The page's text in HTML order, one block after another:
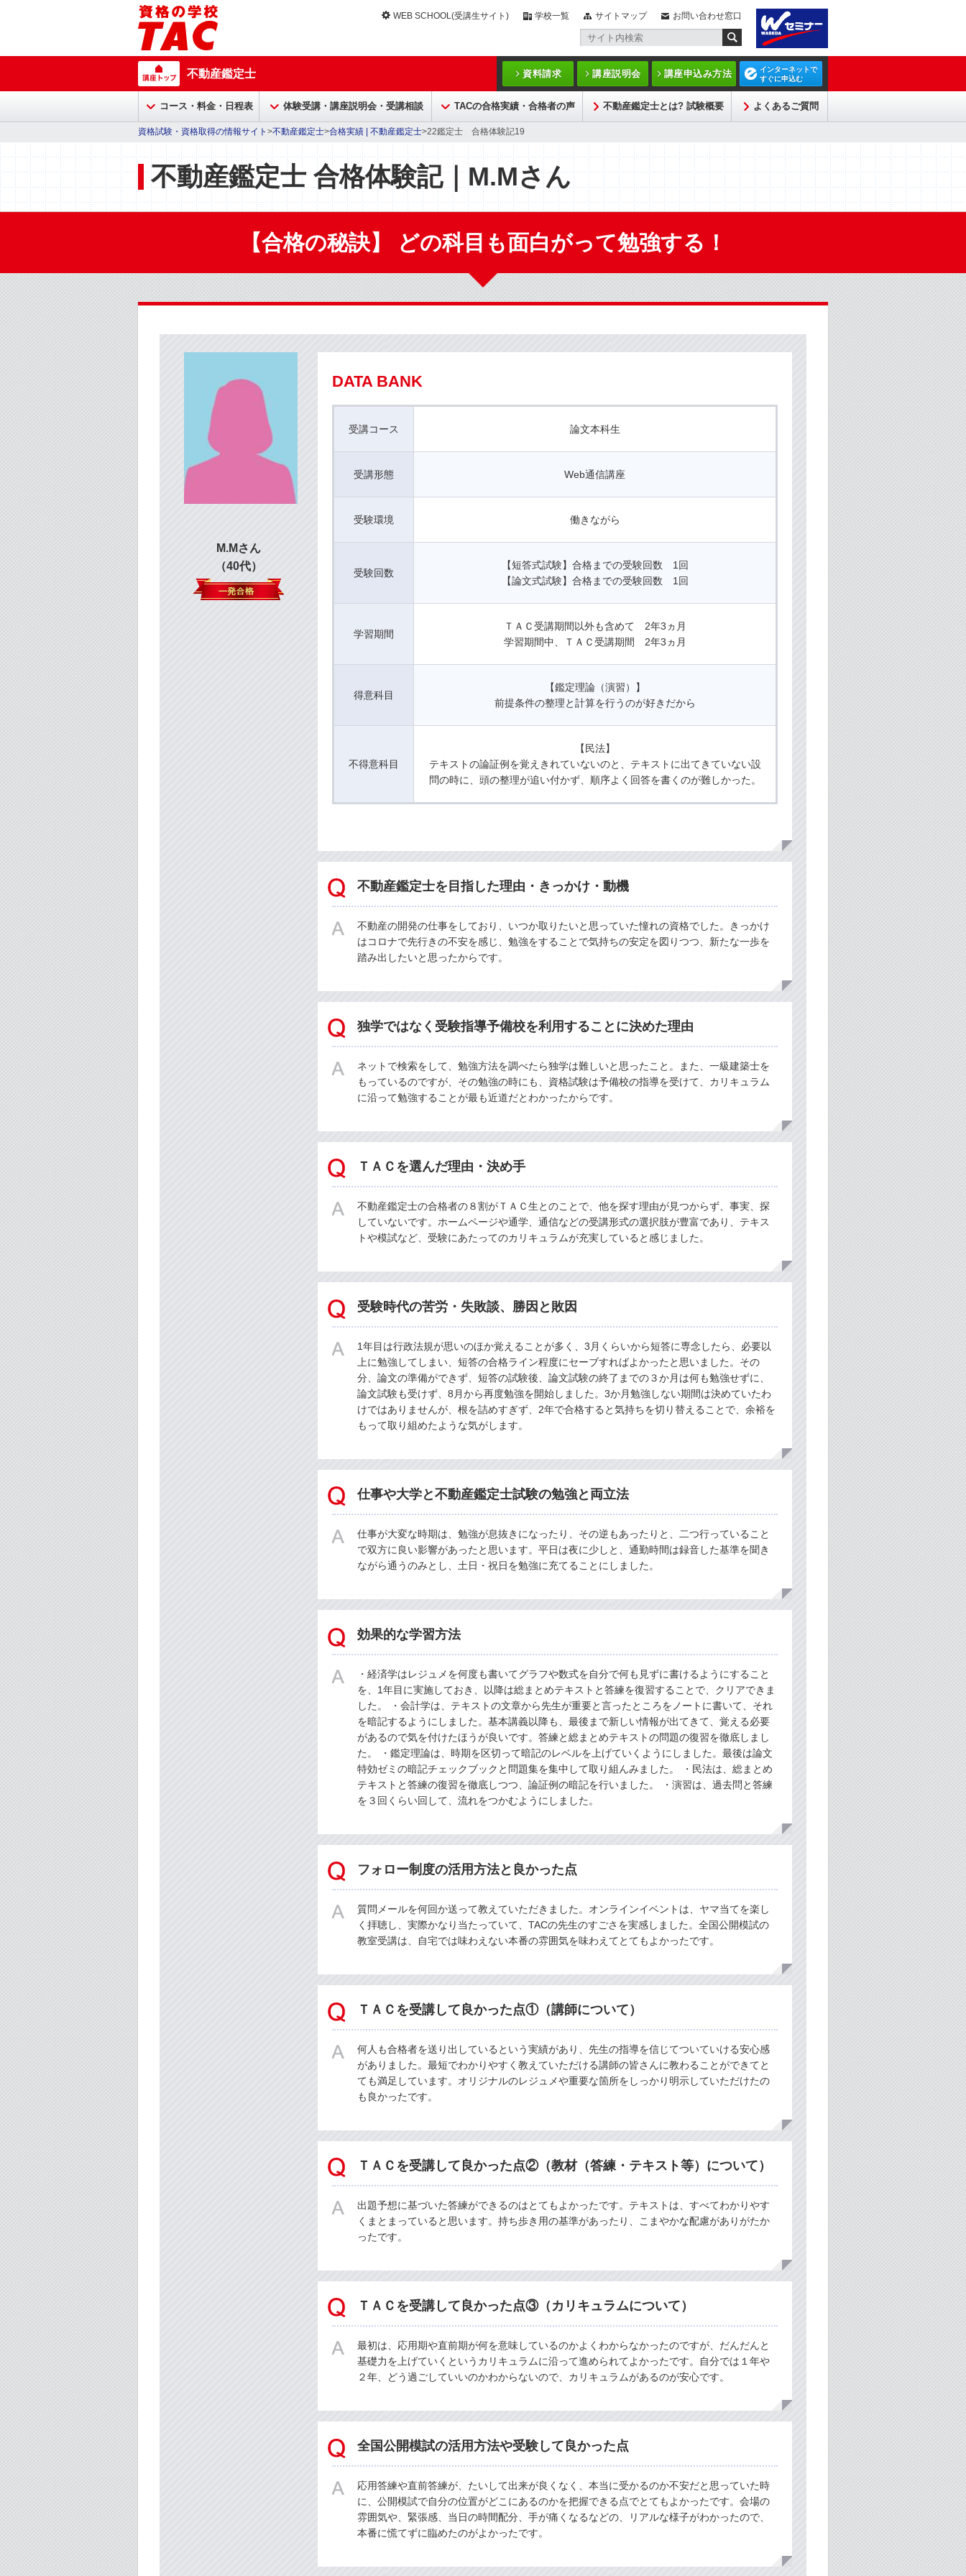
WEB SCHOOL(受講生サイト) 学校一覧 サイトマップ お問い合わせ窓口
不動産鑑定士 資料請求 講座説明会 講座申込み方法
インターネットで
すぐに申込む
コース・料金・日程表 体験受講・講座説明会・受講相談 TACの合格実績・合格者の声 不動産鑑定士とは? 試験概要 よくあるご質問
資格試験・資格取得の情報サイト >不動産鑑定士>合格実績 | 不動産鑑定士>22鑑定士 合格体験記19
不動産鑑定士 合格体験記｜M.Mさん
【合格の秘訣】 どの科目も面白がって勉強する！
M.Mさん
（40代）
DATA BANK
受講コース 論文本科生
受講形態 Web通信講座
受験環境 働きながら
受験回数
【短答式試験】合格までの受験回数 1回
【論文式試験】合格までの受験回数 1回
学習期間
ＴＡＣ受講期間以外も含めて 2年3ヵ月
学習期間中、ＴＡＣ受講期間 2年3ヵ月
得意科目
【鑑定理論（演習）】
前提条件の整理と計算を行うのが好きだから
不得意科目
【民法】
テキストの論証例を覚えきれていないのと、テキストに出てきていない設
問の時に、頭の整理が追い付かず、順序よく回答を書くのが難しかった。
不動産鑑定士を目指した理由・きっかけ・動機
不動産の開発の仕事をしており、いつか取りたいと思っていた憧れの資格でした。きっかけ
はコロナで先行きの不安を感じ、勉強をすることで気持ちの安定を図りつつ、新たな一歩を
踏み出したいと思ったからです。
独学ではなく受験指導予備校を利用することに決めた理由
ネットで検索をして、勉強方法を調べたら独学は難しいと思ったこと。また、一級建築士を
もっているのですが、その勉強の時にも、資格試験は予備校の指導を受けて、カリキュラム
に沿って勉強することが最も近道だとわかったからです。
ＴＡＣを選んだ理由・決め手
不動産鑑定士の合格者の８割がＴＡＣ生とのことで、他を探す理由が見つからず、事実、探
していないです。ホームページや通学、通信などの受講形式の選択肢が豊富であり、テキス
トや模試など、受験にあたってのカリキュラムが充実していると感じました。
受験時代の苦労・失敗談、勝因と敗因
1年目は行政法規が思いのほか覚えることが多く、3月くらいから短答に専念したら、必要以
上に勉強してしまい、短答の合格ライン程度にセーブすればよかったと思いました。その
分、論文の準備ができず、短答の試験後、論文試験の終了までの３か月は何も勉強せずに、
論文試験も受けず、8月から再度勉強を開始しました。3か月勉強しない期間は決めていたわ
けではありませんが、根を詰めすぎず、2年で合格すると気持ちを切り替えることで、余裕を
もって取り組めたような気がします。
仕事や大学と不動産鑑定士試験の勉強と両立法
仕事が大変な時期は、勉強が息抜きになったり、その逆もあったりと、二つ行っていること
で双方に良い影響があったと思います。平日は夜に少しと、通勤時間は録音した基準を聞き
ながら通うのみとし、土日・祝日を勉強に充てることにしました。
効果的な学習方法
・経済学はレジュメを何度も書いてグラフや数式を自分で何も見ずに書けるようにすること
を、1年目に実施しておき、以降は総まとめテキストと答練を復習することで、クリアできま
した。 ・会計学は、テキストの文章から先生が重要と言ったところをノートに書いて、それ
を暗記するようにしました。基本講義以降も、最後まで新しい情報が出てきて、覚える必要
があるので気を付けたほうが良いです。答練と総まとめテキストの問題の復習を徹底しまし
た。 ・鑑定理論は、時期を区切って暗記のレベルを上げていくようにしました。最後は論文
特効ゼミの暗記チェックブックと問題集を集中して取り組んみました。 ・民法は、総まとめ
テキストと答練の復習を徹底しつつ、論証例の暗記を行いました。 ・演習は、過去問と答練
を３回くらい回して、流れをつかむようにしました。
フォロー制度の活用方法と良かった点
質問メールを何回か送って教えていただきました。オンラインイベントは、ヤマ当てを楽し
く拝聴し、実際かなり当たっていて、TACの先生のすごさを実感しました。全国公開模試の
教室受講は、自宅では味わえない本番の雰囲気を味わえてとてもよかったです。
ＴＡＣを受講して良かった点①（講師について）
何人も合格者を送り出しているという実績があり、先生の指導を信じてついていける安心感
がありました。最短でわかりやすく教えていただける講師の皆さんに教わることができてと
ても満足しています。オリジナルのレジュメや重要な箇所をしっかり明示していただけたの
も良かったです。
ＴＡＣを受講して良かった点②（教材（答練・テキスト等）について）
出題予想に基づいた答練ができるのはとてもよかったです。テキストは、すべてわかりやす
くまとまっていると思います。持ち歩き用の基準があったり、こまやかな配慮がありがたか
ったです。
ＴＡＣを受講して良かった点③（カリキュラムについて）
最初は、応用期や直前期が何を意味しているのかよくわからなかったのですが、だんだんと
基礎力を上げていくというカリキュラムに沿って進められてよかったです。自分では１年や
２年、どう過ごしていいのかわからないので、カリキュラムがあるのが安心です。
全国公開模試の活用方法や受験して良かった点
応用答練や直前答練が、たいして出来が良くなく、本当に受かるのか不安だと思っていた時
に、公開模試で自分の位置がどこにあるのかを把握できる点でとてもよかったです。会場の
雰囲気や、緊張感、当日の時間配分、手が痛くなるなどの、リアルな様子がわかったので、
本番に慌てずに臨めたのがよかったです。